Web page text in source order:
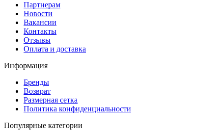
Партнерам
Новости
Вакансии
Контакты
Отзывы
Оплата и доставка
Информация
Бренды
Возврат
Размерная сетка
Политика конфиденциальности
Популярные категории